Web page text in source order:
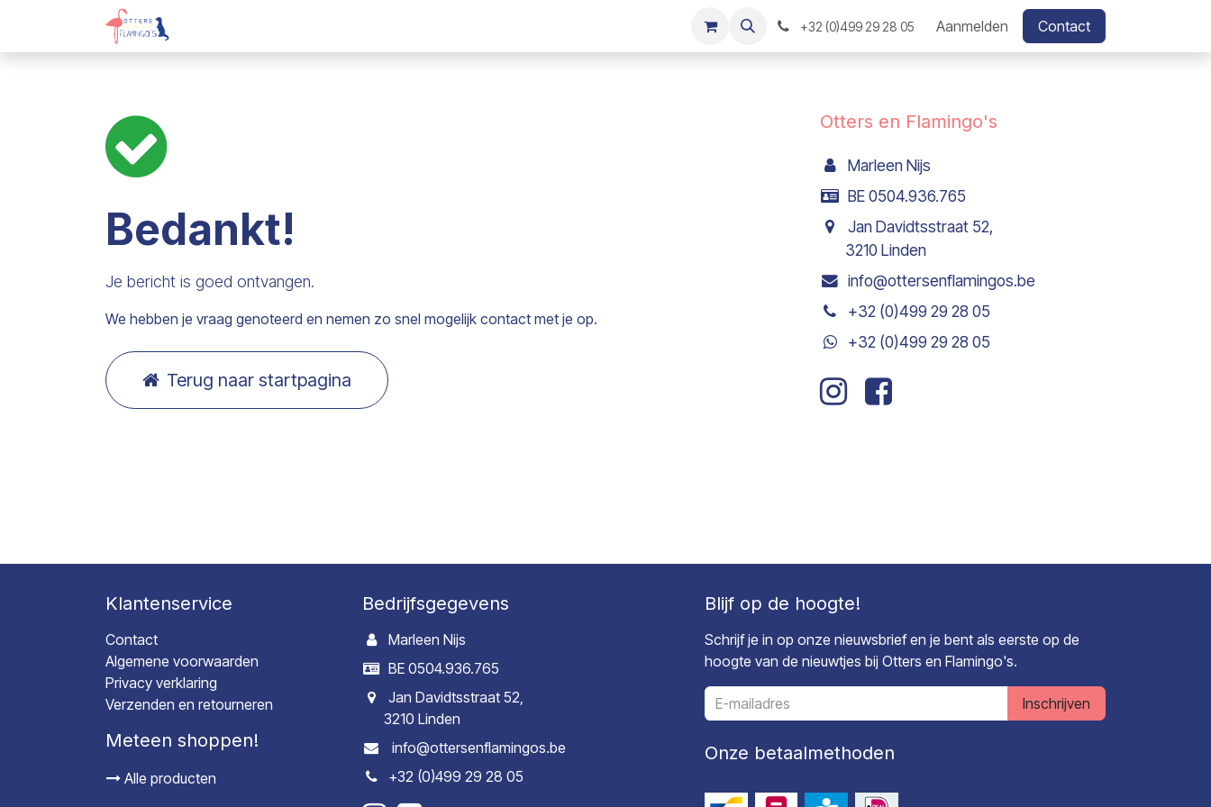
Overslaan naar inhoud
+32 (0)499 29 28 05 Aanmelden Contact
Bedankt!
Je bericht is goed ontvangen.
We hebben je vraag genoteerd en nemen zo snel mogelijk contact met je op.
Terug naar startpagina
Otters en Flamingo's
Marleen Nijs
BE 0504.936.765
Jan Davidtsstraat 52,
3210 Linden
info@ottersenflamingos.be
+32 (0)499 29 28 05
+32 (0)499 29 28 05
Klantenservice
Contact
Algemene voorwaarden
Privacy verklaring
Verzenden en retourneren
Meteen shoppen!
Alle producten
Bedrijfsgegevens
Marleen Nijs
BE 0504.936.765
Jan Davidtsstraat 52,
3210 Linden
info@ottersenflamingos.be
+32 (0)499 29 28 05
Blijf op de hoogte!
Schrijf je in op onze nieuwsbrief en je bent als eerste op de
hoogte van de nieuwtjes bij Otters en Flamingo's.
Inschrijven
Onze betaalmethoden